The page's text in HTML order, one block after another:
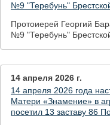
№9 "Теребунь"
Протоиерей Георгий
№9 "Теребунь"
14 апреля 2026 г.
14 апреля 2026 года
Матери «Знамение» в
посетил 13 заставу 86